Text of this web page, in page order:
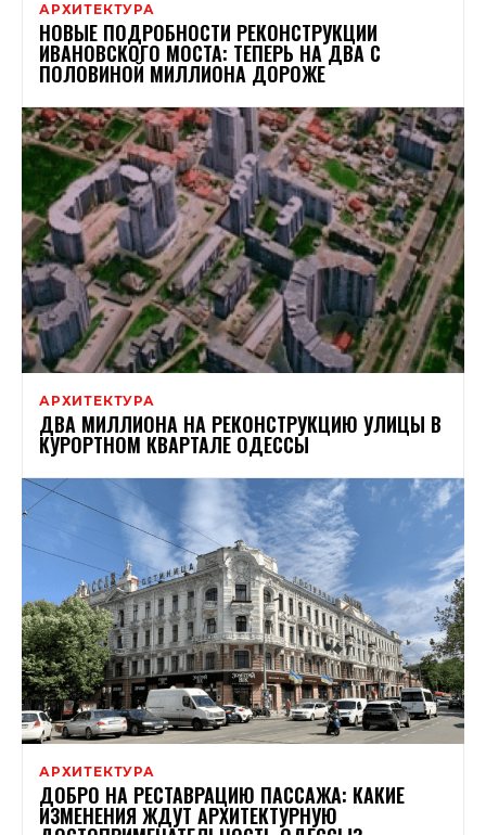
АРХИТЕКТУРА
НОВЫЕ ПОДРОБНОСТИ РЕКОНСТРУКЦИИ
ИВАНОВСКОГО МОСТА: ТЕПЕРЬ НА ДВА С
ПОЛОВИНОЙ МИЛЛИОНА ДОРОЖЕ
АРХИТЕКТУРА
ДВА МИЛЛИОНА НА РЕКОНСТРУКЦИЮ УЛИЦЫ В
КУРОРТНОМ КВАРТАЛЕ ОДЕССЫ
АРХИТЕКТУРА
ДОБРО НА РЕСТАВРАЦИЮ ПАССАЖА: КАКИЕ
ИЗМЕНЕНИЯ ЖДУТ АРХИТЕКТУРНУЮ